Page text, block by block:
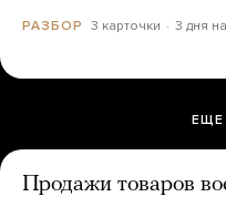
РАЗБОР 3 карточки 3 дня
Продажи товаров